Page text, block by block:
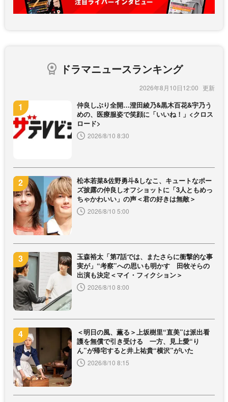
ドラマニュースランキング
2026年8月10日12:00
仲良しぶり全開…澄田綾乃&黒木百花&宇乃う
めの、医療服姿で笑顔に「いいね！」<クロス
ロード>
2026/8/10 8:30
松本若菜&佐野勇斗&しなこ、キュートなポー
ズ披露の仲良しオフショットに「3人ともめっ
ちゃかわいい」の声＜君の好きは無敵＞
2026/8/10 5:00
玉森裕太「第7話では、またさらに衝撃的な事
実が」“考察”への思いも明かす 田牧そらの
出演も決定＜マイ・フィクション＞
2026/8/10 8:00
＜明日の風、薫る＞上坂樹里“直美”は派出看
護を無償で引き受ける 一方、見上愛“り
ん”が帰宅すると井上祐貴“横沢”がいた
2026/8/10 8:15